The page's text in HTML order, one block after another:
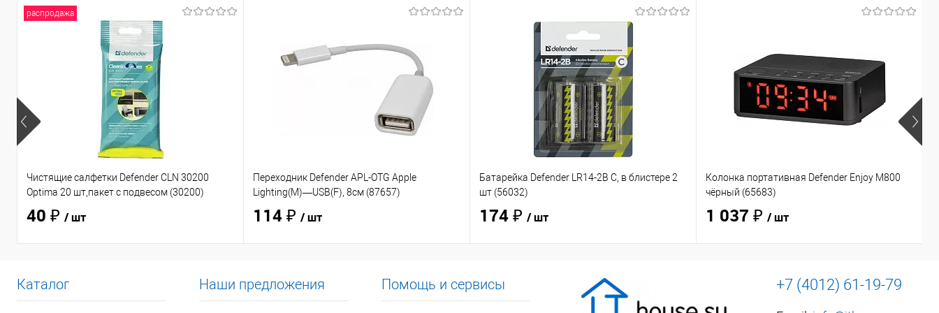
распродажа
Чистящие салфетки Defender CLN 30200
Optima 20 шт,пакет с подвесом (30200)
40 ₽ / шт
Переходник Defender APL-OTG Apple
Lighting(M)—USB(F), 8см (87657)
114 ₽ / шт
Батарейка Defender LR14-2B C, в блистере 2
шт (56032)
174 ₽ / шт
Колонка портативная Defender Enjoy M800
чёрный (65683)
1 037 ₽ / шт
Каталог Наши предложения Помощь и сервисы +7 (4012) 61-19-79